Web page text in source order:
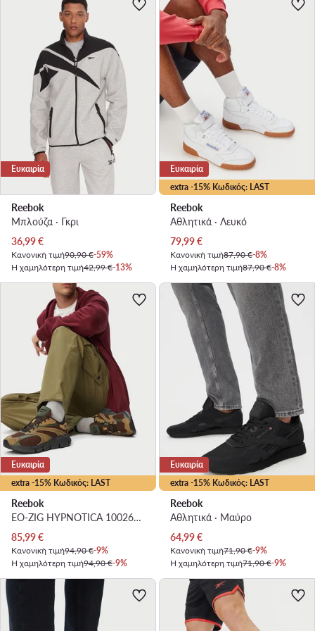
Ευκαιρία
Reebok
Μπλούζα · Γκρι
Τρέχουσα τιμή
36,99€
Κανονική τιμή90,90 €-59%
Η χαμηλότερη τιμή42,99 €-13%
extra -15% Κωδικός: LAST
Ευκαιρία
Reebok
Αθλητικά · Λευκό
Τρέχουσα τιμή
79,99€
Κανονική τιμή87,90 €-8%
Η χαμηλότερη τιμή87,90 €-8%
extra -15% Κωδικός: LAST
Ευκαιρία
Reebok
EO-ZIG HYPNOTICA 100263343 · Παπούτσια για Τρέξιμο
Τρέχουσα τιμή
85,99€
Κανονική τιμή94,90 €-9%
Η χαμηλότερη τιμή94,90 €-9%
extra -15% Κωδικός: LAST
Ευκαιρία
Reebok
Αθλητικά · Μαύρο
Τρέχουσα τιμή
64,99€
Κανονική τιμή71,90 €-9%
Η χαμηλότερη τιμή71,90 €-9%